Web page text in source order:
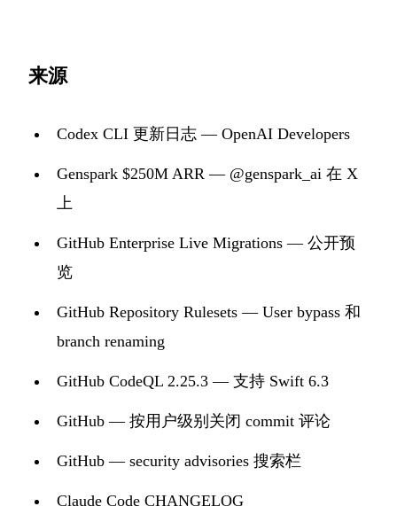
来源
Codex CLI 更新日志 — OpenAI Developers
Genspark $250M ARR — @genspark_ai 在 X
上
GitHub Enterprise Live Migrations — 公开预
览
GitHub Repository Rulesets — User bypass 和
branch renaming
GitHub CodeQL 2.25.3 — 支持 Swift 6.3
GitHub — 按用户级别关闭 commit 评论
GitHub — security advisories 搜索栏
Claude Code CHANGELOG